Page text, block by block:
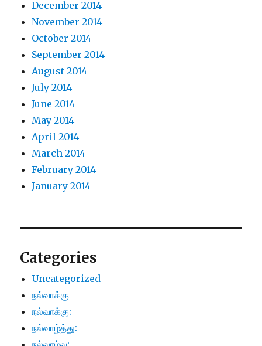
December 2014
November 2014
October 2014
September 2014
August 2014
July 2014
June 2014
May 2014
April 2014
March 2014
February 2014
January 2014
Categories
Uncategorized
நல்வாக்கு
நல்வாக்கு:
நல்வாழ்த்து: